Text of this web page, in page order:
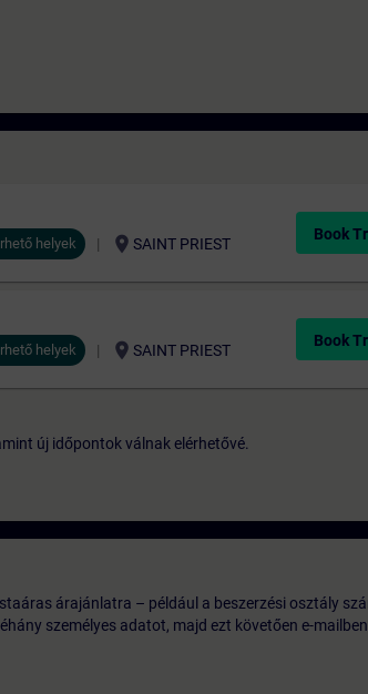
helyek location_on SAINT PRIEST
Book
helyek location_on SAINT PRIEST
Book
új időpontok válnak elérhetővé.
árajánlatra – például a beszerzési osztály
személyes adatot, majd ezt követően e-